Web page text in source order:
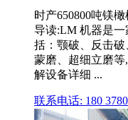
时产650800吨镁
导读:LM 机器是
括：颚破、反击
蒙磨、超细立磨
解设备详细 ...
联系电话: 180 3780